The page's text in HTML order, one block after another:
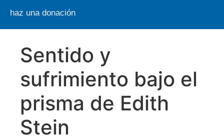
haz una donación
Sentido y
sufrimiento bajo el
prisma de Edith
Stein